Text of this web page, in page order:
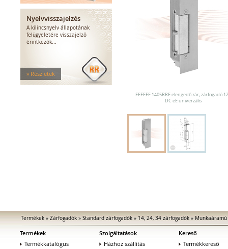
Elektromos zárak
Elektromos bevéső zárak
Zárfogadók
Standard zárfogadók
Vízálló zárfogadók
Tűzgátló zárfogadók
Nagy biztonságú zárfogadók
Zárfogadók üvegajtókhoz
Nyelvvisszajelzés
A kilincsnyelv állapotának
felügyeletére visszajelző
érintkezők...
» Részletek
EFFEFF 1405RRF elengedő zár, zárfogadó
DC eE univerzális
Termékek» Zárfogadók» Standard zárfogadók» 14, 24, 34 zárfogadók»
Termékek
Termékkatalógus
Szolgáltatások
Házhoz szállítás
Kereső
Termékkereső